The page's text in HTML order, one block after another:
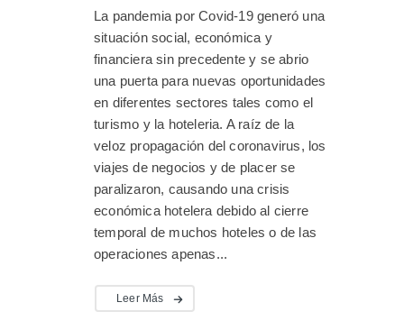
La pandemia por Covid-19 generó una
situación social, económica y
financiera sin precedente y se abrio
una puerta para nuevas oportunidades
en diferentes sectores tales como el
turismo y la hoteleria. A raíz de la
veloz propagación del coronavirus, los
viajes de negocios y de placer se
paralizaron, causando una crisis
económica hotelera debido al cierre
temporal de muchos hoteles o de las
operaciones apenas...
Leer Más